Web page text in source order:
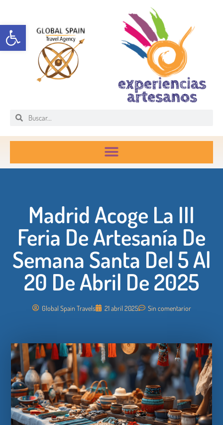
Abrir barra de herramientas
Madrid Acoge La III
Feria De Artesanía De
Semana Santa Del 5 Al
20 De Abril De 2025
Global Spain Travels 21 abril 2025 Sin comentarior